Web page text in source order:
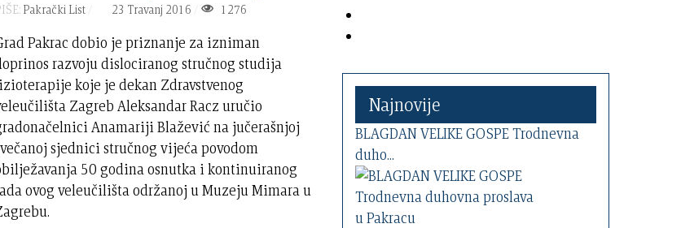
Pakrački List 23 Travanj 2016 1276
Pakrac dobio je priznanje za izniman
razvoju dislociranog stručnog studija
koje je dekan Zdravstvenog
Zagreb Aleksandar Racz uručio
Anamariji Blažević na jučerašnjoj
sjednici stručnog vijeća povodom
50 godina osnutka i kontinuiranog
ovog veleučilišta održanoj u Muzeju Mimara u
Najnovije
BLAGDAN VELIKE GOSPE Trodnevna
duho...